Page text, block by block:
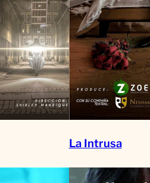
La Intrusa